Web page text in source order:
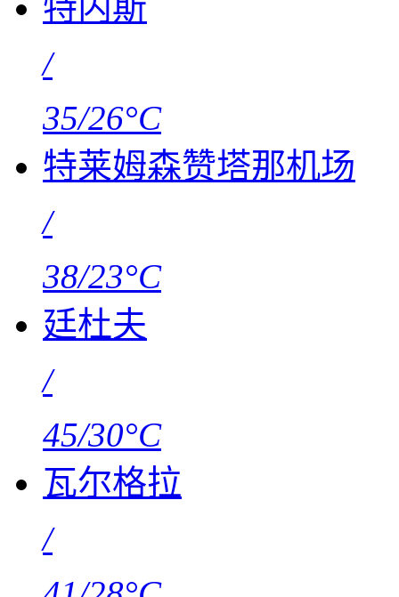
特内斯
/
35/26°C
特莱姆森赞塔那机场
/
38/23°C
廷杜夫
/
45/30°C
瓦尔格拉
/